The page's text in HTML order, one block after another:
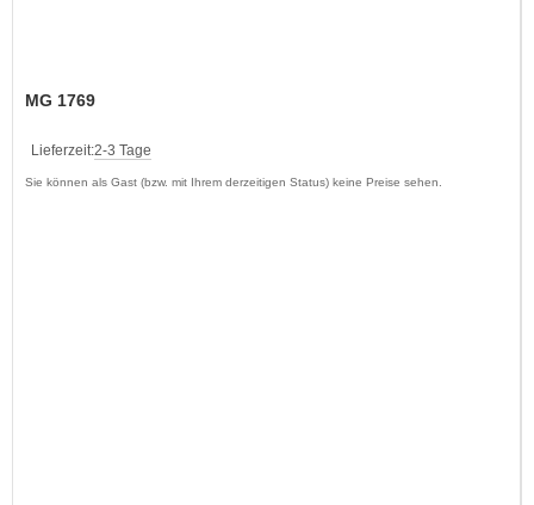
MG 1769
Lieferzeit:2-3 Tage
Sie können als Gast (bzw. mit Ihrem derzeitigen Status) keine Preise sehen.